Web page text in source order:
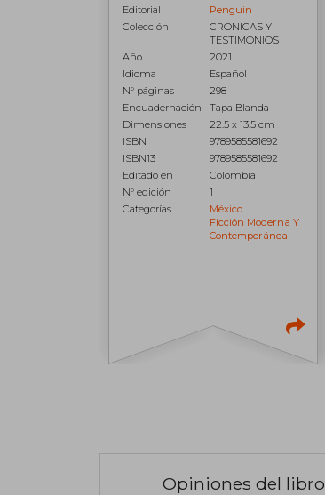
Editorial
Penguin
Colección
CRONICAS Y
TESTIMONIOS
Año
2021
Idioma
Español
N° páginas
298
Encuadernación
Tapa Blanda
Dimensiones
22.5 x 13.5 cm
ISBN
9789585581692
ISBN13
9789585581692
Editado en
Colombia
N° edición
1
Categorías
México
Ficción Moderna Y
Contemporánea
Opiniones del libro